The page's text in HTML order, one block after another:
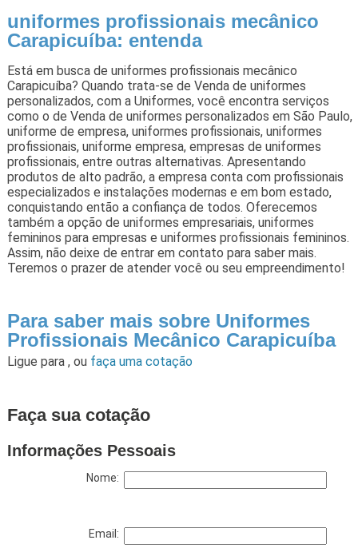
uniformes profissionais mecânico
Carapicuíba: entenda
Está em busca de uniformes profissionais mecânico
Carapicuíba? Quando trata-se de Venda de uniformes
personalizados, com a Uniformes, você encontra serviços
como o de Venda de uniformes personalizados em São Paulo,
uniforme de empresa, uniformes profissionais, uniformes
profissionais, uniforme empresa, empresas de uniformes
profissionais, entre outras alternativas. Apresentando
produtos de alto padrão, a empresa conta com profissionais
especializados e instalações modernas e em bom estado,
conquistando então a confiança de todos. Oferecemos
também a opção de uniformes empresariais, uniformes
femininos para empresas e uniformes profissionais femininos.
Assim, não deixe de entrar em contato para saber mais.
Teremos o prazer de atender você ou seu empreendimento!
Para saber mais sobre Uniformes
Profissionais Mecânico Carapicuíba
Ligue para , ou faça uma cotação
Faça sua cotação
Informações Pessoais
Nome:
Email: